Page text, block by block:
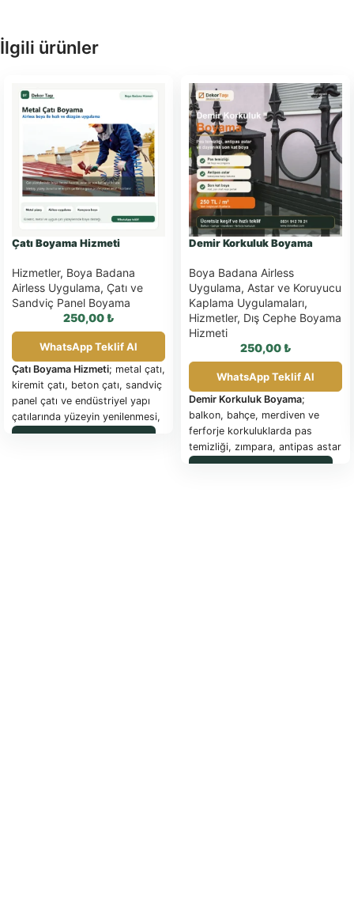
İlgili ürünler
Çatı Boyama Hizmeti
Hizmetler, Boya Badana
Airless Uygulama, Çatı ve
Sandviç Panel Boyama
250,00₺
WhatsApp Teklif Al
Çatı Boyama Hizmeti; metal çatı,
kiremit çatı, beton çatı, sandviç
panel çatı ve endüstriyel yapı
çatılarında yüzeyin yenilenmesi,
korunması ve daha estetik
Demir Korkuluk Boyama
Boya Badana Airless
Uygulama, Astar ve Koruyucu
Kaplama Uygulamaları,
Hizmetler, Dış Cephe Boyama
Hizmeti
250,00₺
WhatsApp Teklif Al
Demir Korkuluk Boyama;
balkon, bahçe, merdiven ve
ferforje korkuluklarda pas
temizliği, zımpara, antipas astar
ve dayanıklı son kat boya